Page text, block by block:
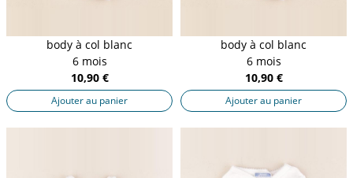
body à col blanc
6 mois
10,90 €
Ajouter au panier
body à col blanc
6 mois
10,90 €
Ajouter au panier